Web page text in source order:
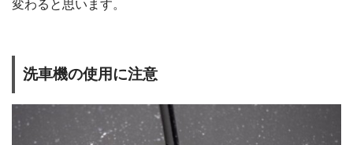
変わると思います。
洗車機の使用に注意